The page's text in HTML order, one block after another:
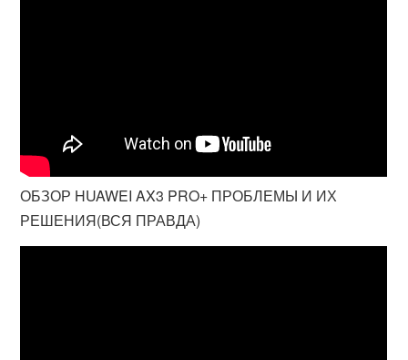
ОБЗОР HUAWEI AX3 PRO+ ПРОБЛЕМЫ И ИХ
РЕШЕНИЯ(ВСЯ ПРАВДА)